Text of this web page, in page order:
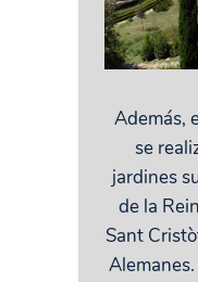
Además,
se
jardines
de la
Sant